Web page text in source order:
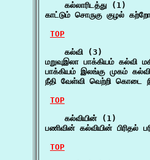
    கல்லாரிடத்து (1)
காட்டும் சொருகு குழல்
TOP
    கல்வி (3)
மறுவுஇலா பாக்கியம்
பாக்கியம் இலங்கு முகம்
நீதி வேள்வி வெற்றி
TOP
    கல்வியின் (1)
பணிவின் கல்வியின் பிரிதல்
TOP